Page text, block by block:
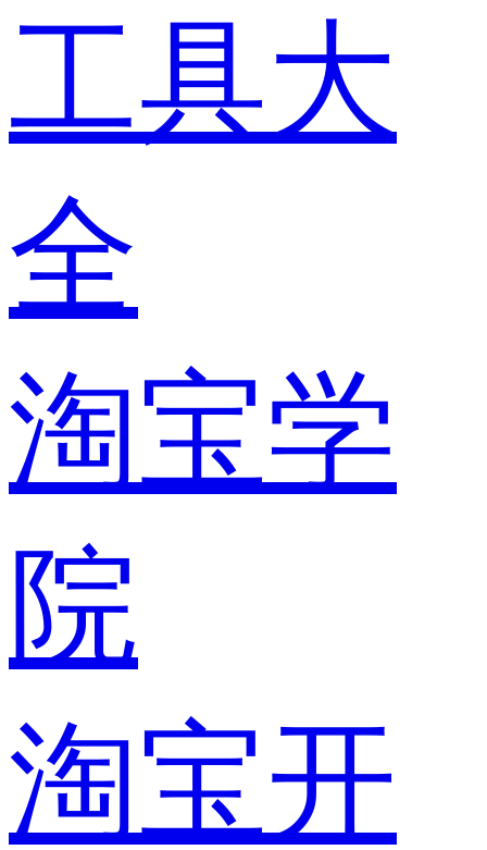
工具大
全
淘宝学
院
淘宝开